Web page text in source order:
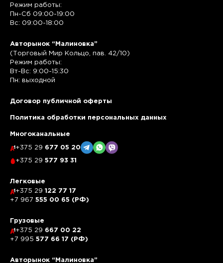
Режим работы:
Пн-Сб 09:00-19:00
Вс: 09:00-18:00
Авторынок “Малиновка”
(Торговый Мир Кольцо, пав. 42/10)
Режим работы:
Вт-Вс: 9:00-15:30
Пн: выходной
Договор публичной оферты
Политика обработки персональных данных
Многоканальные
+375 29 677 05 20
+375 29 577 93 31
Легковые
+375 29 122 77 17
+7 967 555 00 65 (РФ)
Грузовые
+375 29 667 00 22
+7 995 577 66 17 (РФ)
Авторынок “Малиновка”